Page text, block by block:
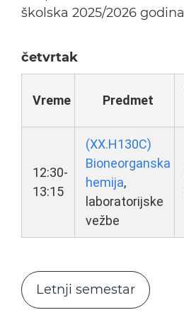
školska 2025/2026 godina
četvrtak
Vreme Predmet
12:30-
13:15
(XX.H130C)
Bioneorganska
hemija,
laboratorijske
vežbe
Letnji semestar